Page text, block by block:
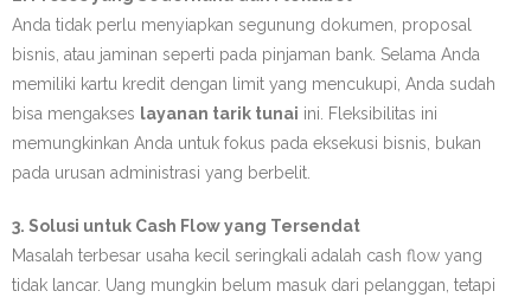
Anda tidak perlu menyiapkan segunung dokumen, proposal
bisnis, atau jaminan seperti pada pinjaman bank. Selama Anda
memiliki kartu kredit dengan limit yang mencukupi, Anda sudah
bisa mengakses layanan tarik tunai ini. Fleksibilitas ini
memungkinkan Anda untuk fokus pada eksekusi bisnis, bukan
pada urusan administrasi yang berbelit.
3. Solusi untuk Cash Flow yang Tersendat
Masalah terbesar usaha kecil seringkali adalah cash flow yang
tidak lancar. Uang mungkin belum masuk dari pelanggan, tetapi